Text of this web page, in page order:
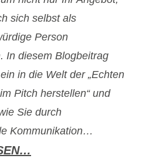
sich selbst als
Person
In diesem Blogbeitrag
in die Welt der „Echten
Pitch herstellen“ und
Sie durch
Kommunikation…